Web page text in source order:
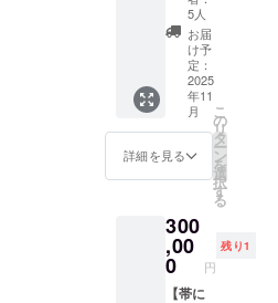
ます。
チケッ
トは現
地での
SUPや
BBQな
どの体
グラム
の料金
ること
ができ
ます。
※宿泊や
使える
「応援
チケッ
ト」2枚
（目
安：1枚
あたり1
万円相
当）
※SUP・
BBQな
ストハ
ウス黒
島様が
提供す
る体験
円】 こ
のプラ
ンは、
「リ
ターン
は要ら
ないけ
れど応
援した
い」と
思って
る方の
ための
プラン
です。
心を込
5人
お届
け予
定：
2025
年11
月
詳細を見る
こ
の
リ
タ
ー
ン
を
選
択
す
る
300
,00
0 円
残り1
【帯に